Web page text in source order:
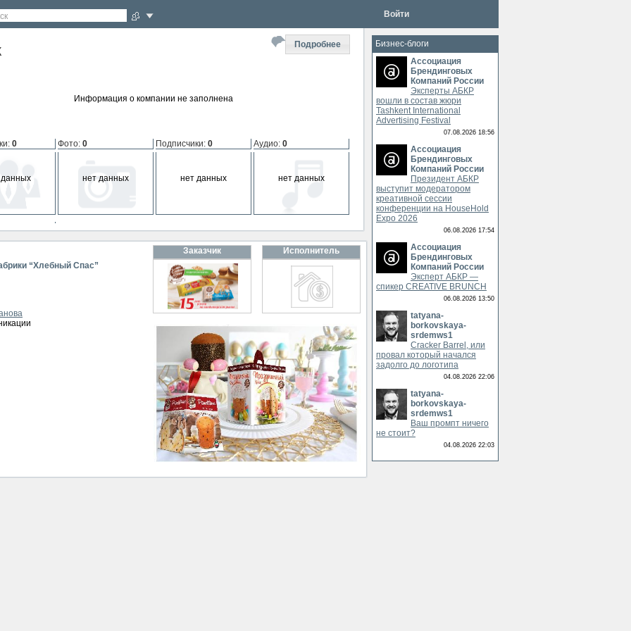
Войти
Подробнее
Информация о компании не заполнена
: 0 Фото: 0
нет данных
Подписчики: 0
нет данных
Аудио: 0
нет данных
“Хлебный Спас”
Заказчик Исполнитель
Бизнес-блоги
Ассоциация
Брендинговых
Компаний России
Эксперты АБКР
вошли в состав жюри
Tashkent International
Advertising Festival
07.08.2026 18:56
Ассоциация
Брендинговых
Компаний России
Президент АБКР
выступит модератором
креативной сессии
конференции на HouseHold
Expo 2026
06.08.2026 17:54
Ассоциация
Брендинговых
Компаний России
Эксперт АБКР —
спикер CREATIVE BRUNCH
06.08.2026 13:50
tatyana-
borkovskaya-
srdemws1
Cracker Barrel, или
провал который начался
задолго до логотипа
04.08.2026 22:06
tatyana-
borkovskaya-
srdemws1
Ваш промпт ничего
не стоит?
04.08.2026 22:03